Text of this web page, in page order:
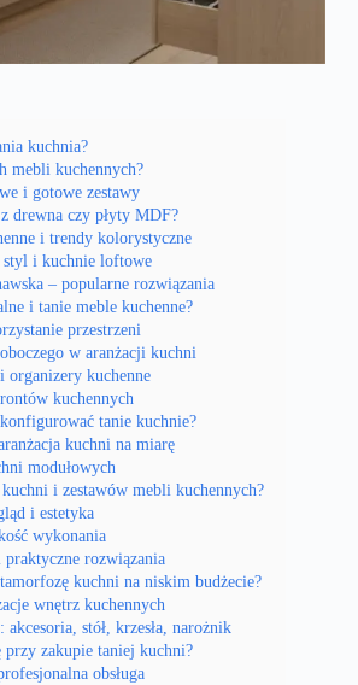
kuchnia?
mebli kuchennych?
i gotowe zestawy
drewna czy płyty MDF?
i trendy kolorystyczne
i kuchnie loftowe
– popularne rozwiązania
i tanie meble kuchenne?
przestrzeni
w aranżacji kuchni
organizery kuchenne
kuchennych
tanie kuchnie?
kuchni na miarę
modułowych
i zestawów mebli kuchennych?
i estetyka
wykonania
rozwiązania
kuchni na niskim budżecie?
wnętrz kuchennych
stół, krzesła, narożnik
zakupie taniej kuchni?
obsługa